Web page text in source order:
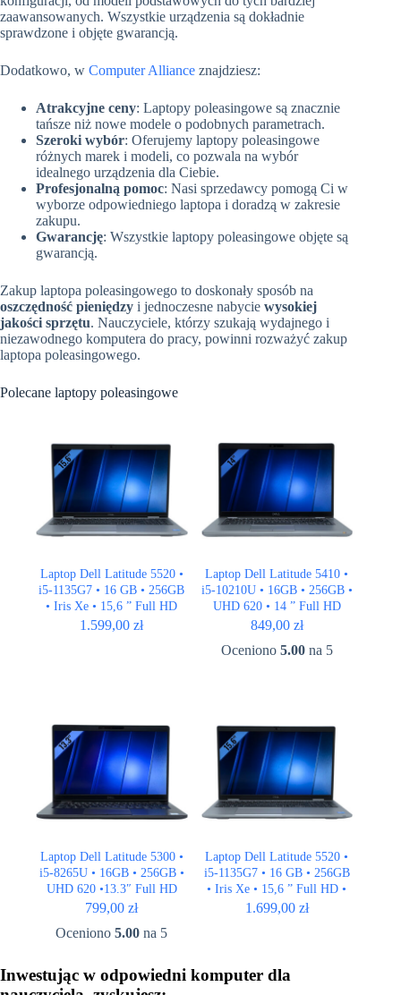
zaawansowanych. Wszystkie urządzenia są dokładnie
sprawdzone i objęte gwarancją.
Dodatkowo, w Computer Alliance znajdziesz:
Atrakcyjne ceny: Laptopy poleasingowe są znacznie
tańsze niż nowe modele o podobnych parametrach.
Szeroki wybór: Oferujemy laptopy poleasingowe
różnych marek i modeli, co pozwala na wybór
idealnego urządzenia dla Ciebie.
Profesjonalną pomoc: Nasi sprzedawcy pomogą Ci w
wyborze odpowiedniego laptopa i doradzą w zakresie
zakupu.
Gwarancję: Wszystkie laptopy poleasingowe objęte są
gwarancją.
Zakup laptopa poleasingowego to doskonały sposób na
oszczędność pieniędzy i jednoczesne nabycie wysokiej
jakości sprzętu. Nauczyciele, którzy szukają wydajnego i
niezawodnego komputera do pracy, powinni rozważyć zakup
laptopa poleasingowego.
Polecane laptopy poleasingowe
Laptop Dell Latitude 5520 •
i5-1135G7 • 16 GB • 256GB
• Iris Xe • 15,6 ” Full HD
1.599,00zł
Laptop Dell Latitude 5410 •
i5-10210U • 16GB • 256GB •
UHD 620 • 14 ” Full HD
849,00 zł
Oceniono 5.00na 5
Laptop Dell Latitude 5300 •
i5-8265U • 16GB • 256GB •
UHD 620 •13.3″ Full HD
799,00zł
Oceniono5.00 na 5
Laptop Dell Latitude 5520 •
i5-1135G7 • 16 GB • 256GB
• Iris Xe • 15,6 ” Full HD •
LTE
1.699,00 zł
Inwestując w odpowiedni komputer dla